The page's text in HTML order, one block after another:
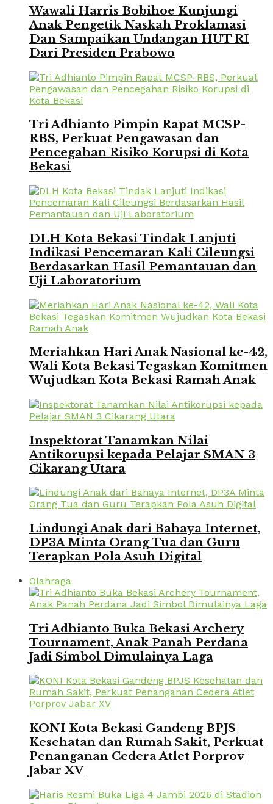
Wawali Harris Bobihoe Kunjungi
Anak Pengetik Naskah Proklamasi
Dan Sampaikan Undangan HUT RI
Dari Presiden Prabowo
Tri Adhianto Pimpin Rapat MCSP-
RBS, Perkuat Pengawasan dan
Pencegahan Risiko Korupsi di Kota
Bekasi
DLH Kota Bekasi Tindak Lanjuti
Indikasi Pencemaran Kali Cileungsi
Berdasarkan Hasil Pemantauan dan
Uji Laboratorium
Meriahkan Hari Anak Nasional ke-42,
Wali Kota Bekasi Tegaskan Komitmen
Wujudkan Kota Bekasi Ramah Anak
Inspektorat Tanamkan Nilai
Antikorupsi kepada Pelajar SMAN 3
Cikarang Utara
Lindungi Anak dari Bahaya Internet,
DP3A Minta Orang Tua dan Guru
Terapkan Pola Asuh Digital
Olahraga
Tri Adhianto Buka Bekasi Archery
Tournament, Anak Panah Perdana
Jadi Simbol Dimulainya Laga
KONI Kota Bekasi Gandeng BPJS
Kesehatan dan Rumah Sakit, Perkuat
Penanganan Cedera Atlet Porprov
Jabar XV